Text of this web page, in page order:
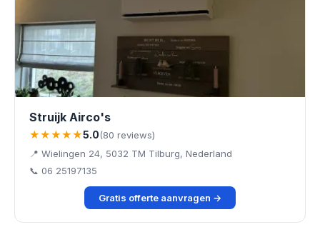
Struijk Airco's
★★★★★5.0(80 reviews)
📍 Wielingen 24, 5032 TM Tilburg, Nederland
📞 06 25197135
Gratis offerte aanvragen →